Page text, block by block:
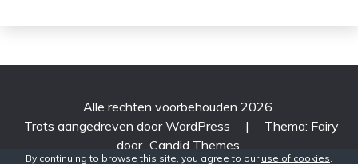
Alle rechten voorbehouden 2026.
Trots aangedreven door WordPress
|
Thema: Fairy
door Candid Themes
By continuing to browse this site, you agree to our use of cookies.